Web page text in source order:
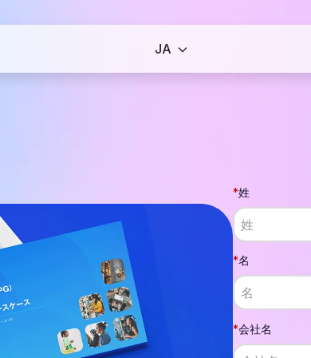
*姓
*名
*会社名